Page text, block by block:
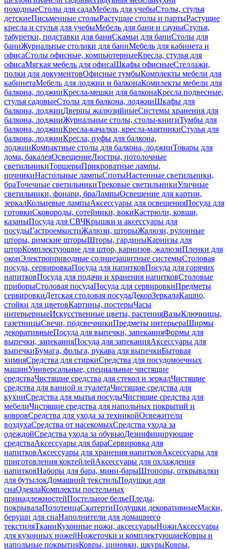
походныеСтолы для садаМебель для учебыСтолы, стулья
детскиеПисьменные столыРастущие столы и партыРастущие
кресла и стулья для учебыМебель для бани и сауныСтулья,
табуретки, подставки для баниСкамьи для баниСтолы для
баниЖурнальные столики для баниМебель для кабинета и
офисаСтолы офисные, компьютерныеКресла, стулья для
офисаМягкая мебель для офисаШкафы офисныеСтеллажи,
полки для документовОфисные тумбыКомплекты мебели для
кабинетаМебель для лоджии и балконаКомплекты мебели для
балкона, лоджииКресла-мешки для балконаКресла подвесные,
стулья садовыеСтолы для балкона, лоджииШкафы для
балкона, лоджииДверцы жалюзийныеСистемы хранения для
балкона, лоджииЖурнальные столы, столы-книгиТумбы для
балкона, лоджииКресла-качалки, кресла-маятникиСтулья для
балкона, лоджииКресла, пуфы для балкона,
лоджииКомпактные столы для балкона, лоджииТовары для
дома, бакалеяОсвещениеЛюстры, потолочные
светильникиТоршерыПрикроватные лампы,
ночникиНастольные лампыСпотыНастенные светильники,
браТочечные светильникиТрековые светильникиУличные
светильники, фонари, браЛампыОсвещение для картин,
зеркалКольцевые лампыАксессуары для освещенияПосуда для
готовкиСковороды, сотейники, вокиКастрюли, ковши,
казаныПосуда для СВЧКрышки и аксессуары для
посудыГастроемкостиЖалюзи, шторыЖалюзи, рулонные
шторы, римские шторыШторы, гардиныКарнизы для
шторКомплектующие для штор, карнизов, жалюзиПленки для
оконЭлектроприводные солнцезащитные системыСтоловая
посуда, сервировкаПосуда для напитковПосуда для горячих
напитковПосуда для подачи и хранения напитковСтоловые
приборыСтоловая посудаПосуда для сервировкиПредметы
сервировкиДетская столовая посудаДекорЗеркалаКашпо,
стойки для цветовКартины, постерыЧасы
интерьерныеИскусственные цветы, растенияВазыКлючницы,
газетницыСвечи, подсвечникиПредметы интерьераШирмы
декоративныеПосуда для выпечки, запеканияФормы для
выпечки, запеканияПосуда для запеканияАксессуары для
выпечкиБумага, фольга, рукава для выпечкиБытовая
химияСредства для стиркиСредства для посудомоечных
машинУниверсальные, специальные чистящие
средстваЧистящие средства для стекол и зеркалЧистящие
средства для ванной и туалетаЧистящие средства для
кухниСредства для мытья посудыЧистящие средства для
мебелиЧистящие средства для напольных покрытий и
ковровСредства для ухода за техникойОсвежители
воздухаСредства от насекомыхСредства ухода за
одеждойСредства ухода за обувьюДезинфицирующие
средстваАксессуары для бараСервировка для
напитковАксессуары для хранения напитковАксессуары для
приготовления коктейлейАксессуары для охлаждения
напитковНаборы для бара, мини-барыШтопоры, открывалки
для бутылокДомашний текстильПодушки для
снаОдеялаКомплекты постельных
принадлежностейПостельное бельеПледы,
покрывалаПолотенцаСкатертиПодушки декоративныеМаски,
беруши для снаНаполнители для домашнего
текстиляТканиКухонные ножи, аксессуарыНожиАксессуары
для кухонных ножейНожеточки и комплектующиеКовры и
напольные покрытияКовры, циновки, шкурыКовры,